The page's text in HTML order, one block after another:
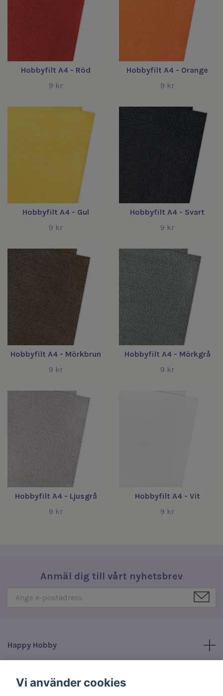
Hobbyfilt A4 - Röd
9 kr
Hobbyfilt A4 - Orange
9 kr
Hobbyfilt A4 - Gul
9 kr
Hobbyfilt A4 - Svart
9 kr
Hobbyfilt A4 - Mörkbrun
9 kr
Hobbyfilt A4 - Mörkgrå
9 kr
Hobbyfilt A4 - Ljusgrå
9 kr
Hobbyfilt A4 - Vit
9 kr
Anmäl dig till vårt nyhetsbrev
Happy Hobby
Vi använder cookies